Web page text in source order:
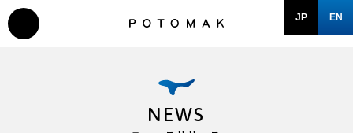
JP EN
COMPANY
NEWS